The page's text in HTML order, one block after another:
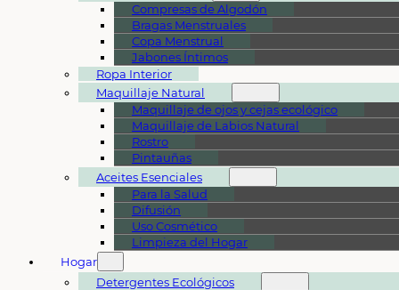
Compresas de Algodón
Bragas Menstruales
Copa Menstrual
Jabones Íntimos
Ropa Interior
Maquillaje Natural
Maquillaje de ojos y cejas ecológico
Maquillaje de Labios Natural
Rostro
Pintauñas
Aceites Esenciales
Para la Salud
Difusión
Uso Cosmético
Limpieza del Hogar
Hogar
Detergentes Ecológicos